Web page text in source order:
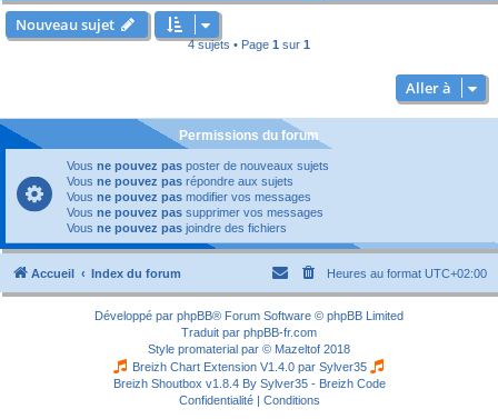
Nouveau sujet
4 sujets • Page 1 sur 1
Aller à
Permissions du forum
Vous ne pouvez pas poster de nouveaux sujets
Vous ne pouvez pas répondre aux sujets
Vous ne pouvez pas modifier vos messages
Vous ne pouvez pas supprimer vos messages
Vous ne pouvez pas joindre des fichiers
Accueil Index du forum Heures au format UTC+02:00
Développé par phpBB® Forum Software © phpBB Limited
Traduit par phpBB-fr.com
Style promaterial par © Mazeltof 2018
Breizh Chart Extension V1.4.0 par Sylver35
Breizh Shoutbox v1.8.4 By Sylver35 - Breizh Code
Confidentialité| Conditions